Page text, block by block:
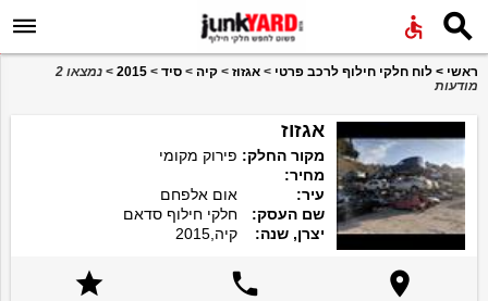
 
ראשי > לוח חלקי חילוף לרכב פרטי > אגזוז > קיה > סיד >
2015
>
נמצאו 2
מודעות
אגזוז
מקור החלק: פירוק מקומי
מחיר:
עיר:
אום אלפחם
שם העסק:
חלקי חילוף סדאם
יצרן, שנה:
קיה,2015


